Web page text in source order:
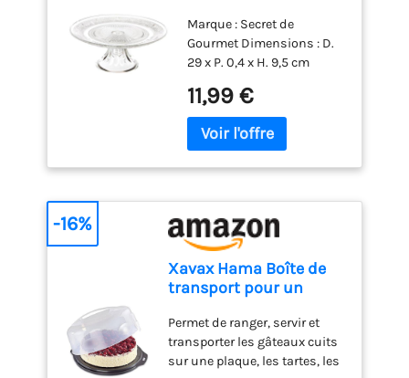
Renaissance 29cm
Transparent
Marque : Secret de
Gourmet Dimensions : D.
29 x P. 0,4 x H. 9,5 cm
Transparent
11,99 €
Xavax Hama Boîte de
transport pour un
31,5 x 8cm, avec
diviseur, capote et
compartiments, partie
Permet de ranger, servir et
transporter les gâteaux cuits
sur une plaque, les tartes, les
-16%